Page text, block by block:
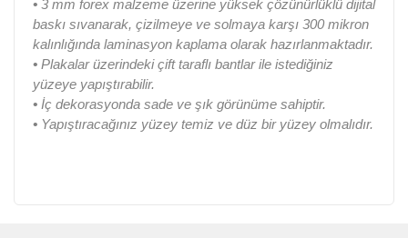
• 3 mm forex malzeme üzerine yüksek çözünürlüklü dijital
baskı sıvanarak, çizilmeye ve solmaya karşı 300 mikron
kalınlığında laminasyon kaplama olarak hazırlanmaktadır.
• Plakalar üzerindeki çift taraflı bantlar ile istediğiniz
yüzeye yapıştırabilir.
• İç dekorasyonda sade ve şık görünüme sahiptir.
• Yapıştıracağınız yüzey temiz ve düz bir yüzey olmalıdır.